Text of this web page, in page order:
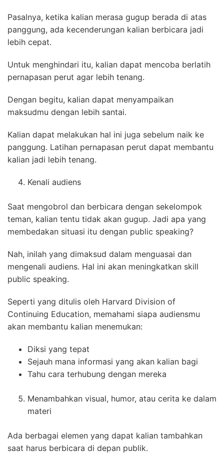
Pasalnya, ketika kalian merasa gugup berada di atas
panggung, ada kecenderungan kalian berbicara jadi
lebih cepat.
Untuk menghindari itu, kalian dapat mencoba berlatih
pernapasan perut agar lebih tenang.
Dengan begitu, kalian dapat menyampaikan
maksudmu dengan lebih santai.
Kalian dapat melakukan hal ini juga sebelum naik ke
panggung. Latihan pernapasan perut dapat membantu
kalian jadi lebih tenang.
Kenali audiens
Saat mengobrol dan berbicara dengan sekelompok
teman, kalian tentu tidak akan gugup. Jadi apa yang
membedakan situasi itu dengan public speaking?
Nah, inilah yang dimaksud dalam menguasai dan
mengenali audiens. Hal ini akan meningkatkan skill
public speaking.
Seperti yang ditulis oleh Harvard Division of
Continuing Education, memahami siapa audiensmu
akan membantu kalian menemukan:
Diksi yang tepat
Sejauh mana informasi yang akan kalian bagi
Tahu cara terhubung dengan mereka
Menambahkan visual, humor, atau cerita ke dalam
materi
Ada berbagai elemen yang dapat kalian tambahkan
saat harus berbicara di depan publik.